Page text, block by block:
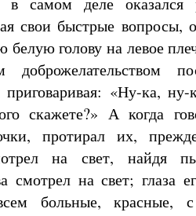
свои быстрые вопросы,
белую голову на левое
доброжелательством
«Ну-ка,
скажете?» А когда
протирал их,
на свет, найдя
смотрел на свет; глаза
больные, красные,